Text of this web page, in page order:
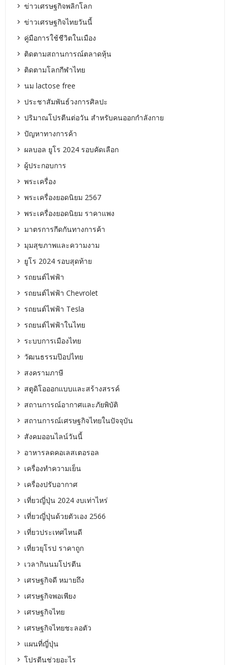
ข่าวเศรษฐกิจพลิกโลก
ข่าวเศรษฐกิจไทยวันนี้
คู่มือการใช้ชีวิตในเมือง
ติดตามสถานการณ์ตลาดหุ้น
ติดตามโลกกีฬาไทย
นม lactose free
ประชาสัมพันธ์วงการศิลปะ
ปริมาณโปรตีนต่อวัน สำหรับคนออกกำลังกาย
ปัญหาทางการค้า
ผลบอล ยูโร 2024 รอบคัดเลือก
ผู้ประกอบการ
พระเครื่อง
พระเครื่องยอดนิยม 2567
พระเครื่องยอดนิยม ราคาแพง
มาตรการกีดกันทางการค้า
มุมสุขภาพและความงาม
ยูโร 2024 รอบสุดท้าย
รถยนต์ไฟฟ้า
รถยนต์ไฟฟ้า Chevrolet
รถยนต์ไฟฟ้า Tesla
รถยนต์ไฟฟ้าในไทย
ระบบการเมืองไทย
วัฒนธรรมป๊อปไทย
สงครามภาษี
สตูดิโอออกแบบและสร้างสรรค์
สถานการณ์อากาศและภัยพิบัติ
สถานการณ์เศรษฐกิจไทยในปัจจุบัน
สังคมออนไลน์วันนี้
อาหารลดคอเลสเตอรอล
เครื่องทำความเย็น
เครื่องปรับอากาศ
เที่ยวญี่ปุ่น 2024 งบเท่าไหร่
เที่ยวญี่ปุ่นด้วยตัวเอง 2566
เที่ยวประเทศไหนดี
เที่ยวยุโรป ราคาถูก
เวลากินนมโปรตีน
เศรษฐกิจดี หมายถึง
เศรษฐกิจพอเพียง
เศรษฐกิจไทย
เศรษฐกิจไทยชะลอตัว
แผนที่ญี่ปุ่น
โปรตีนช่วยอะไร